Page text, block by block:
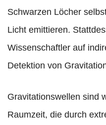
Schwarzen Löcher
Licht emittieren.
Wissenschaftler auf
Detektion von
Gravitationswellen sind
Raumzeit, die durch